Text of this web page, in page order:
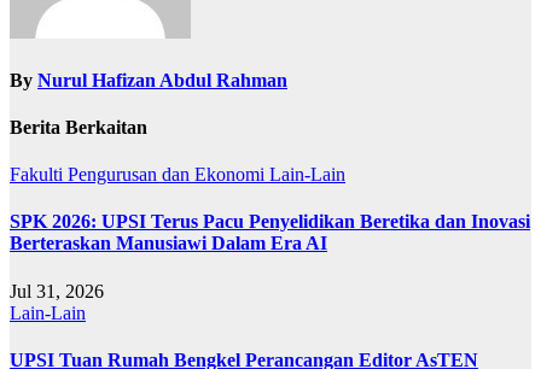
By Nurul Hafizan Abdul Rahman
Berita Berkaitan
Fakulti Pengurusan dan Ekonomi Lain-Lain
SPK 2026: UPSI Terus Pacu Penyelidikan Beretika dan Inovasi
Berteraskan Manusiawi Dalam Era AI
Jul 31, 2026
Lain-Lain
UPSI Tuan Rumah Bengkel Perancangan Editor AsTEN